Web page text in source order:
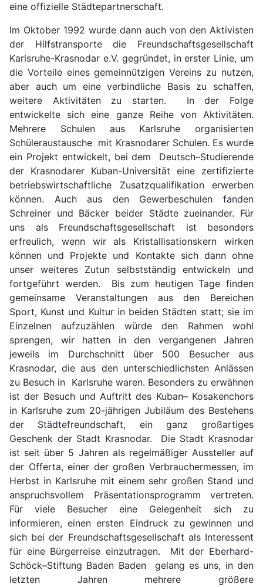
eine offizielle Städtepartnerschaft.
Im Oktober 1992 wurde dann auch von den Aktivisten
der Hilfstransporte die Freundschaftsgesellschaft
Karlsruhe-Krasnodar e.V. gegründet, in erster Linie, um
die Vorteile eines gemeinnützigen Vereins zu nutzen,
aber auch um eine verbindliche Basis zu schaffen,
weitere Aktivitäten zu starten. In der Folge
entwickelte sich eine ganze Reihe von Aktivitäten.
Mehrere Schulen aus Karlsruhe organisierten
Schüleraustausche mit Krasnodarer Schulen. Es wurde
ein Projekt entwickelt, bei dem Deutsch–Studierende
der Krasnodarer Kuban-Universität eine zertifizierte
betriebswirtschaftliche Zusatzqualifikation erwerben
können. Auch aus den Gewerbeschulen fanden
Schreiner und Bäcker beider Städte zueinander. Für
uns als Freundschaftsgesellschaft ist besonders
erfreulich, wenn wir als Kristallisationskern wirken
können und Projekte und Kontakte sich dann ohne
unser weiteres Zutun selbstständig entwickeln und
fortgeführt werden. Bis zum heutigen Tage finden
gemeinsame Veranstaltungen aus den Bereichen
Sport, Kunst und Kultur in beiden Städten statt; sie im
Einzelnen aufzuzählen würde den Rahmen wohl
sprengen, wir hatten in den vergangenen Jahren
jeweils im Durchschnitt über 500 Besucher aus
Krasnodar, die aus den unterschiedlichsten Anlässen
zu Besuch in Karlsruhe waren. Besonders zu erwähnen
ist der Besuch und Auftritt des Kuban– Kosakenchors
in Karlsruhe zum 20-jährigen Jubiläum des Bestehens
der Städtefreundschaft, ein ganz großartiges
Geschenk der Stadt Krasnodar. Die Stadt Krasnodar
ist seit über 5 Jahren als regelmäßiger Aussteller auf
der Offerta, einer der großen Verbrauchermessen, im
Herbst in Karlsruhe mit einem sehr großen Stand und
anspruchsvollem Präsentationsprogramm vertreten.
Für viele Besucher eine Gelegenheit sich zu
informieren, einen ersten Eindruck zu gewinnen und
sich bei der Freundschaftsgesellschaft als Interessent
für eine Bürgerreise einzutragen. Mit der Eberhard-
Schöck–Stiftung Baden Baden gelang es uns, in den
letzten Jahren mehrere größere